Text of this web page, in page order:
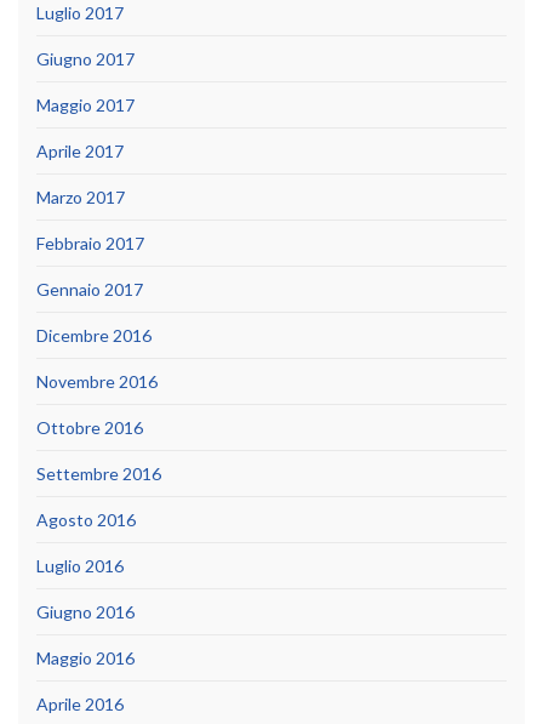
Luglio 2017
Giugno 2017
Maggio 2017
Aprile 2017
Marzo 2017
Febbraio 2017
Gennaio 2017
Dicembre 2016
Novembre 2016
Ottobre 2016
Settembre 2016
Agosto 2016
Luglio 2016
Giugno 2016
Maggio 2016
Aprile 2016